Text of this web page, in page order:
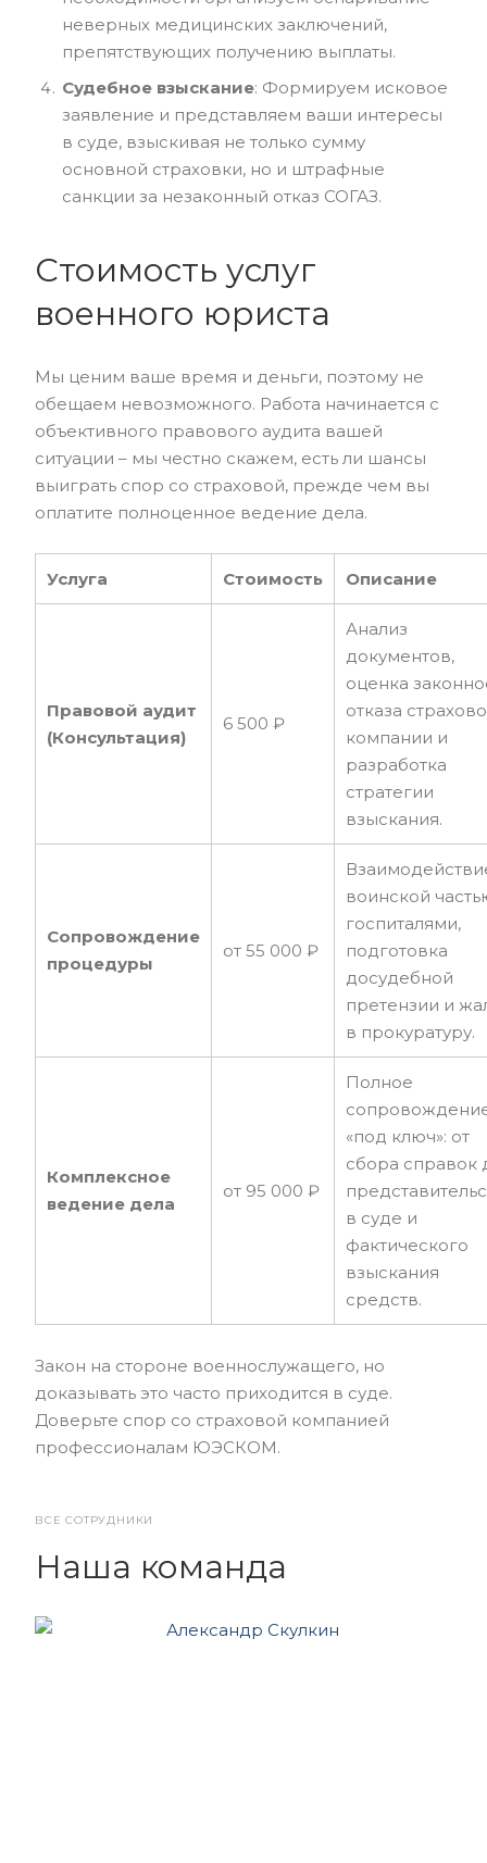
неверных медицинских заключений,
препятствующих получению выплаты.
Судебное взыскание: Формируем исковое
заявление и представляем ваши интересы
в суде, взыскивая не только сумму
основной страховки, но и штрафные
санкции за незаконный отказ СОГАЗ.
Стоимость услуг
военного юриста
Мы ценим ваше время и деньги, поэтому не
обещаем невозможного. Работа начинается с
объективного правового аудита вашей
ситуации – мы честно скажем, есть ли шансы
выиграть спор со страховой, прежде чем вы
оплатите полноценное ведение дела.
Услуга Стоимость Описание
Правовой аудит
(Консультация)
6 500 ₽
Анализ
документов,
оценка
отказа
компании и
разработка
стратегии
взыскания.
Сопровождение
процедуры
от 55 000 ₽
воинской
госпиталями,
подготовка
досудебной
претензии и
в прокуратуру.
Комплексное
ведение дела
от 95 000 ₽
Полное
«под ключ»: от
сбора справок
в суде и
фактического
взыскания
средств.
Закон на стороне военнослужащего, но
доказывать это часто приходится в суде.
Доверьте спор со страховой компанией
профессионалам ЮЭСКОМ.
ВСЕ СОТРУДНИКИ
Наша команда